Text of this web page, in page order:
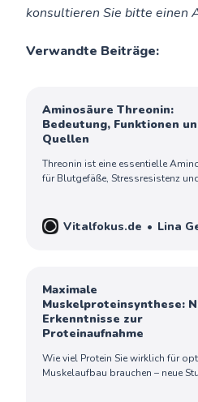
konsultieren Sie bitte einen
Verwandte Beiträge:
Aminosäure Threonin:
Bedeutung, Funktionen
Quellen
Threonin ist eine essentielle
für Blutgefäße, Stressresistenz
Vitalfokus.de Lina
Maximale
Muskelproteinsynthese:
Erkenntnisse zur
Proteinaufnahme
Wie viel Protein Sie wirklich für
Muskelaufbau brauchen – neue